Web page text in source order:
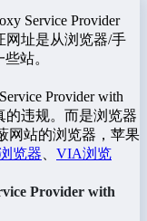
Service Provider
网址是从浏览器/手
站。
Provider with
的违规。而是浏览器
网站的浏览器，苹果
览器
VIA浏览
Provider with